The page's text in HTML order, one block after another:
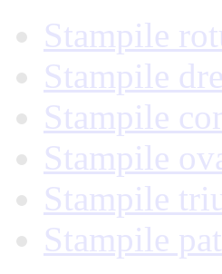
Stampile
Stampile
Stampile
Stampile
Stampile
Stampile